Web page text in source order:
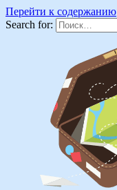
Перейти к содержанию
Search for: